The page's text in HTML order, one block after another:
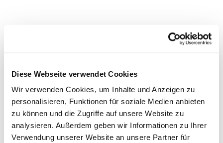
Diese Webseite verwendet Cookies
Wir verwenden Cookies, um Inhalte und Anzeigen zu
personalisieren, Funktionen für soziale Medien anbieten
zu können und die Zugriffe auf unsere Website zu
analysieren. Außerdem geben wir Informationen zu Ihrer
Verwendung unserer Website an unsere Partner für